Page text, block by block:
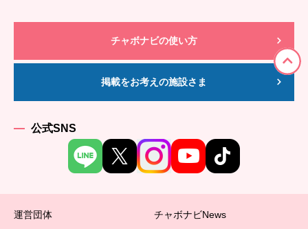
チャボナビの使い方
掲載をお考えの施設さま
公式SNS
運営団体
チャボナビNews